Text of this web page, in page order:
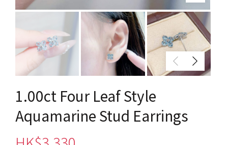
1.00ct Four Leaf Style
Aquamarine Stud Earrings